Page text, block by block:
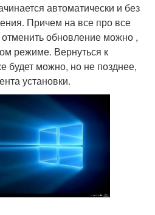
автоматически и без
Причем на все про все
отменить обновление можно ,
режиме. Вернуться к
будет можно, но не позднее,
установки.